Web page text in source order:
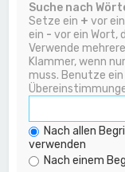
Suche nach
Setze ein + vor
ein - vor ein Wort,
Verwende
Klammer, wenn
muss. Benutze
Nach allen
verwenden
Nach einem